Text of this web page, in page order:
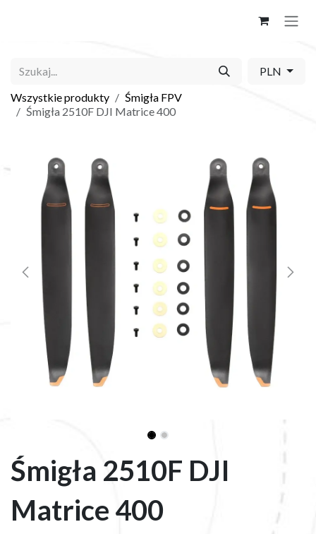
PLN
Wszystkie produkty
Śmigła FPV
Śmigła 2510F DJI Matrice 400
Śmigła 2510F DJI
Matrice 400